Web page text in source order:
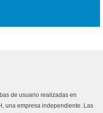
de usuario realizadas en
una empresa independiente. Las